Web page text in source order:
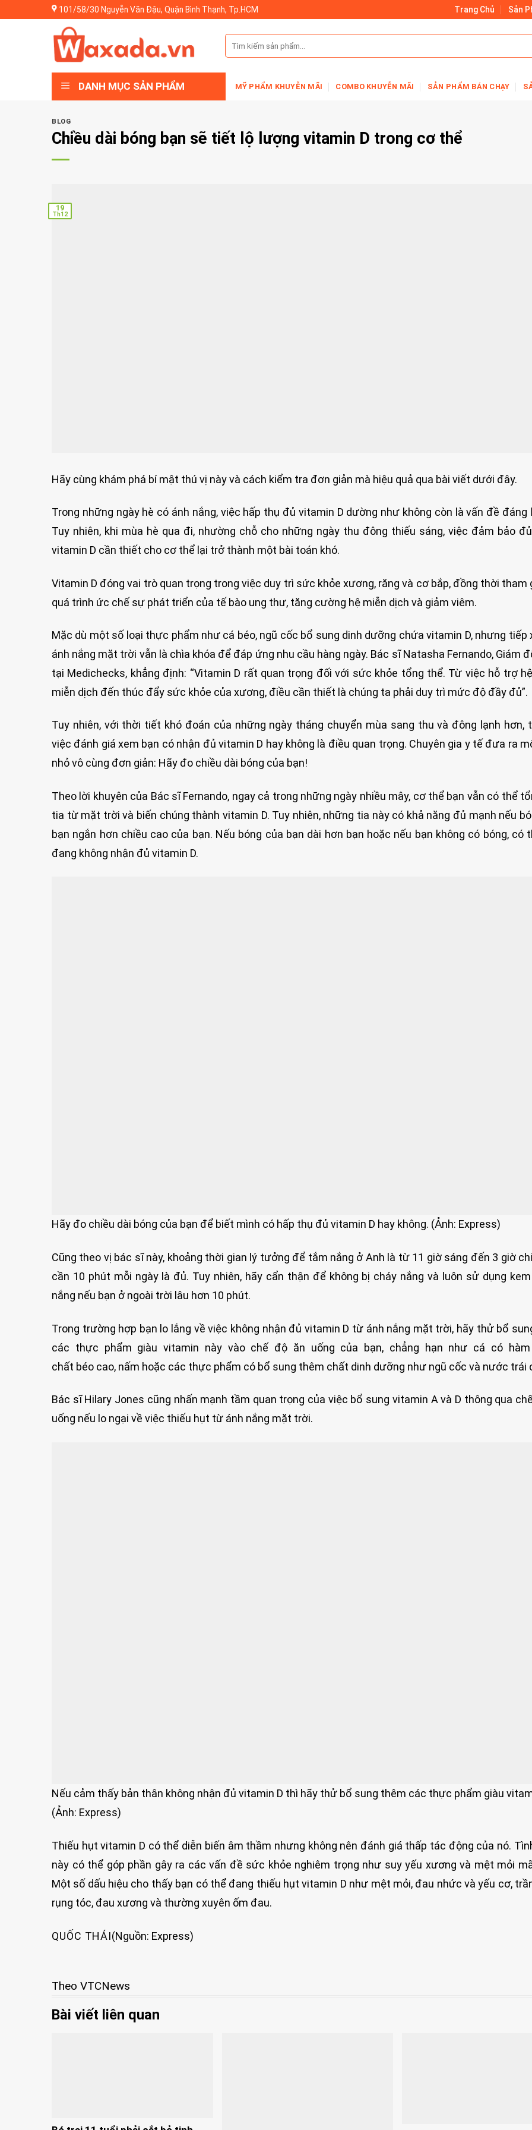
to
101/58/30 Nguyễn Văn Đậu, Quận Bình Thạnh, Tp.HCM Trang Chủ Sản
Tìm
kiếm:
DANH MỤC SẢN PHẨM MỸ PHẨM KHUYỄN MÃI COMBO KHUYỄN MÃI SẢN PHẨM BÁN CHẠY
BLOG
Chiều dài bóng bạn sẽ tiết lộ lượng vitamin D trong cơ thể
19
Th12
Hãy cùng khám phá bí mật thú vị này và cách kiểm tra đơn giản mà hiệu quả qua bài viết dưới đây.
Trong những ngày hè có ánh nắng, việc hấp thụ đủ vitamin D dường như không còn là vấn đề đáng
Tuy nhiên, khi mùa hè qua đi, nhường chỗ cho những ngày thu đông thiếu sáng, việc đảm bảo
vitamin D cần thiết cho cơ thể lại trở thành một bài toán khó.
Vitamin D đóng vai trò quan trọng trong việc duy trì sức khỏe xương, răng và cơ bắp, đồng thời tham
quá trình ức chế sự phát triển của tế bào ung thư, tăng cường hệ miễn dịch và giảm viêm.
Mặc dù một số loại thực phẩm như cá béo, ngũ cốc bổ sung dinh dưỡng chứa vitamin D, nhưng tiếp
ánh nắng mặt trời vẫn là chìa khóa để đáp ứng nhu cầu hàng ngày. Bác sĩ Natasha Fernando, Giám
tại Medichecks, khẳng định: “Vitamin D rất quan trọng đối với sức khỏe tổng thể. Từ việc hỗ trợ
miễn dịch đến thúc đẩy sức khỏe của xương, điều cần thiết là chúng ta phải duy trì mức độ đầy đủ”.
Tuy nhiên, với thời tiết khó đoán của những ngày tháng chuyển mùa sang thu và đông lạnh hơn,
việc đánh giá xem bạn có nhận đủ vitamin D hay không là điều quan trọng. Chuyên gia y tế đưa ra
nhỏ vô cùng đơn giản: Hãy đo chiều dài bóng của bạn!
Theo lời khuyên của Bác sĩ Fernando, ngay cả trong những ngày nhiều mây, cơ thể bạn vẫn có thể
tia từ mặt trời và biến chúng thành vitamin D. Tuy nhiên, những tia này có khả năng đủ mạnh nếu
bạn ngắn hơn chiều cao của bạn. Nếu bóng của bạn dài hơn bạn hoặc nếu bạn không có bóng, có
đang không nhận đủ vitamin D.
Hãy đo chiều dài bóng của bạn để biết mình có hấp thụ đủ vitamin D hay không. (Ảnh: Express)
Cũng theo vị bác sĩ này, khoảng thời gian lý tưởng để tắm nắng ở Anh là từ 11 giờ sáng đến 3 giờ
cần 10 phút mỗi ngày là đủ. Tuy nhiên, hãy cẩn thận để không bị cháy nắng và luôn sử dụng
nắng nếu bạn ở ngoài trời lâu hơn 10 phút.
Trong trường hợp bạn lo lắng về việc không nhận đủ vitamin D từ ánh nắng mặt trời, hãy thử bổ
các thực phẩm giàu vitamin này vào chế độ ăn uống của bạn, chẳng hạn như cá có
chất béo cao, nấm hoặc các thực phẩm có bổ sung thêm chất dinh dưỡng như ngũ cốc và nước trái
Bác sĩ Hilary Jones cũng nhấn mạnh tầm quan trọng của việc bổ sung vitamin A và D thông qua
uống nếu lo ngại về việc thiếu hụt từ ánh nắng mặt trời.
Nếu cảm thấy bản thân không nhận đủ vitamin D thì hãy thử bổ sung thêm các thực phẩm giàu
(Ảnh: Express)
Thiếu hụt vitamin D có thể diễn biến âm thầm nhưng không nên đánh giá thấp tác động của nó.
này có thể góp phần gây ra các vấn đề sức khỏe nghiêm trọng như suy yếu xương và mệt mỏi
Một số dấu hiệu cho thấy bạn có thể đang thiếu hụt vitamin D như mệt mỏi, đau nhức và yếu cơ,
rụng tóc, đau xương và thường xuyên ốm đau.
QUỐC THÁI(Nguồn: Express)
Theo VTCNews
Bài viết liên quan